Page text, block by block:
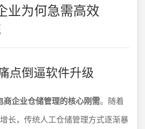
业为何急需高效
点倒逼软件升级
商企业仓储管理的核心刚需。随着
长，传统人工仓储管理方式逐渐暴